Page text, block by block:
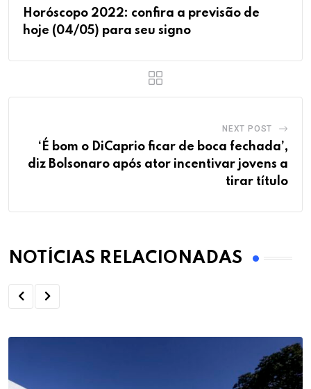
Horóscopo 2022: confira a previsão de
hoje (04/05) para seu signo
NEXT POST
‘É bom o DiCaprio ficar de boca fechada’,
diz Bolsonaro após ator incentivar jovens a
tirar título
NOTÍCIAS RELACIONADAS